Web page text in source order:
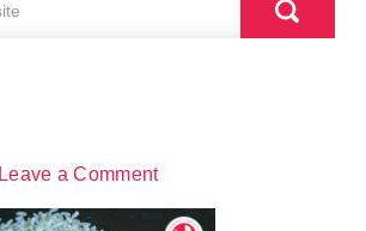
Leave a Comment